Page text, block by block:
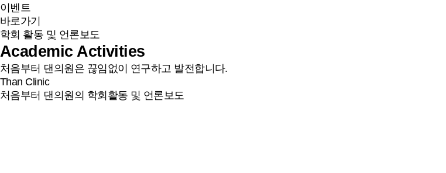
이벤트
바로가기
학회 활동 및 언론보도
Academic Activities
처음부터 댄의원은 끊임없이 연구하고 발전합니다.
Than Clinic
처음부터 댄의원의 학회활동 및 언론보도